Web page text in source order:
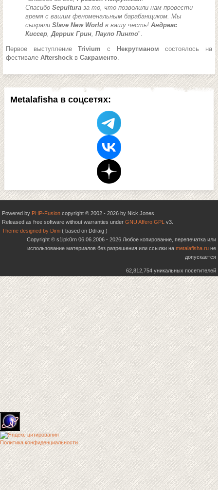
Metalafisha в соцсетях:
Спасибо Sepultura за то, что позволили нам провести
время с вашим феноменальным барабанщиком. Мы
сыграли Slave New World в вашу честь! Андреас
Киссер,Деррик Грин, Пауло Пинто".
Первое выступлениеTriviumс Некрутманомсостоялось на
фестивале Aftershock в Сакраменто.
Powered by PHP-Fusion copyright © 2002 - 2026 by Nick Jones.
Released as free software without warranties under GNU Affero GPL v3.
Theme designed by Dimi ( based on Ddraig )
Copyright © s1ipk0rn 06.06.2006 - 2026 Любое копирование, перепечатка или
использование материалов без разрешения или ссылки на metalafisha.ru не
допускается
62,812,754 уникальных посетителей
Политика конфиденциальности